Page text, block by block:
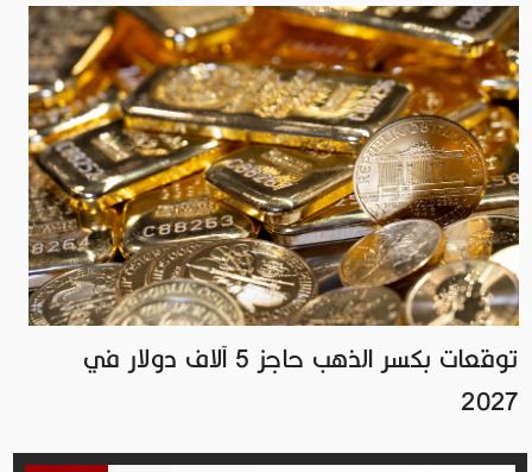
توقعات بكسر الذهب حاجز 5 آلاف دولار في
2027